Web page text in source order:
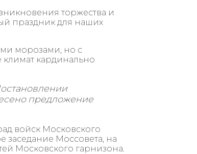
торжества и
праздник для наших
морозами, но с
кардинально
предложение
войск Московского
заседание Моссовета, на
Московского гарнизона.